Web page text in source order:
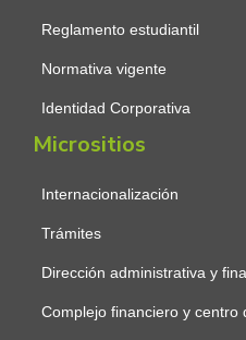
Reglamento estudiantil
Normativa vigente
Identidad Corporativa
Micrositios
Internacionalización
Trámites
Dirección administrativa y
Complejo financiero y centro